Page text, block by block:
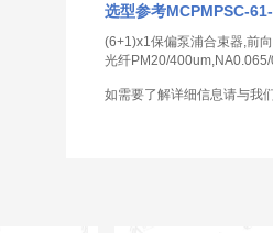
选型参考MCPMPSC-
(6+1)x1保偏泵浦合束器,前
光纤PM20/
如需要了解详细信息请与我